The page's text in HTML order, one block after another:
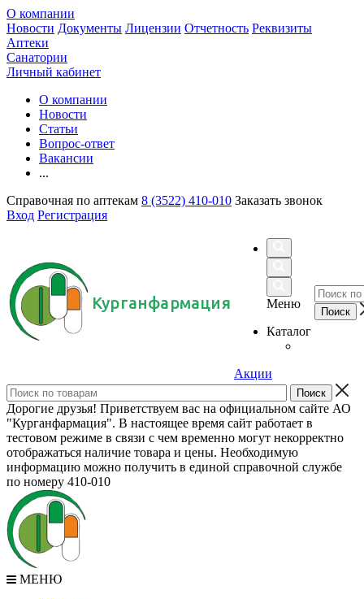
О компании
Новости Документы Лицензии Отчетность Реквизиты
Аптеки
Санатории
Личный кабинет
О компании
Новости
Статьи
Вопрос-ответ
Вакансии
...
Справочная по аптекам 8 (3522) 410-010 Заказать звонок
Вход Регистрация
Курганфармация
Меню
Каталог
Акции
Дорогие друзья! Приветствуем вас на официальном сайте АО
"Курганфармация". В настоящее время сайт работает в
тестовом режиме в связи с чем временно могут некорректно
отображаться наличие товара и цены. Необходимую
информацию можно получить в единой справочной службе
по номеру 410-010
МЕНЮ